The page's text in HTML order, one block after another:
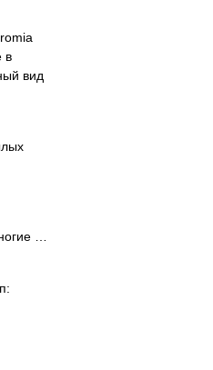
в
вид
…